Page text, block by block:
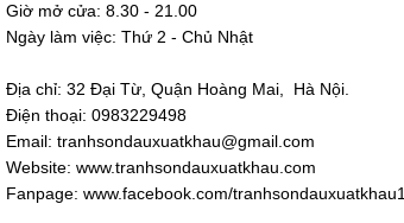
Giờ mở cửa: 8.30 - 21.00
Ngày làm việc: Thứ 2 - Chủ Nhật
Địa chỉ: 32 Đại Từ, Quận Hoàng Mai, Hà Nội.
Điện thoại: 0983229498
Email: tranhsondauxuatkhau@gmail.com
Website: www.tranhsondauxuatkhau.com
Fanpage: www.facebook.com/tranhsondauxuatkhau1